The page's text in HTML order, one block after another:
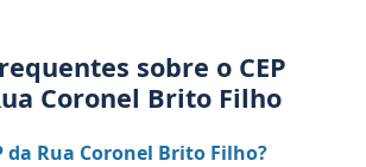
sobre o CEP
Coronel Brito Filho
da Rua Coronel Brito Filho?